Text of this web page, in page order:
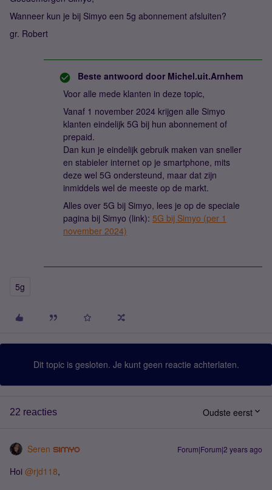
Wanneer kun je bij Simyo een 5g abonnement afsluiten?
gr. Robert
Beste antwoord door Michel.uit.Arnhem
Voor alle mede klanten in deze topic,
Vanaf 1 november 2024 krijgen alle Simyo
klanten eindelijk 5G bij hun abonnement of
prepaid.
Dan kun je eindelijk gebruik maken van sneller
en stabieler internet op je smartphone, mits
deze wel 5G ondersteund, maar dat zijn
inmiddels wel de meeste op de markt.
Alles over 5G bij Simyo, lees je op de speciale
pagina bij Simyo (link): 5G bij Simyo (per 1
november 2024)
5g
Dit topic is gesloten. Je kunt geen reactie achterlaten.
22 reacties Oudste eerst
Seren Forum|Forum|2 years ago
Hoi @rjd118,